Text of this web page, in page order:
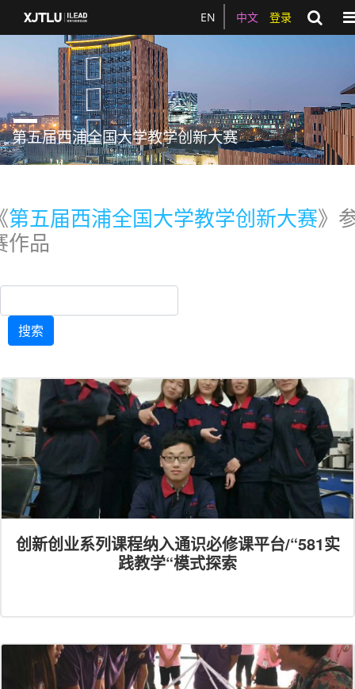
EN 中文 登录
第五届西浦全国大学教学创新大赛
第五届西浦全国大学教学创新大赛》
作品
搜索
创新创业系列课程纳入通识必修课平台/“581实
践教学“模式探索